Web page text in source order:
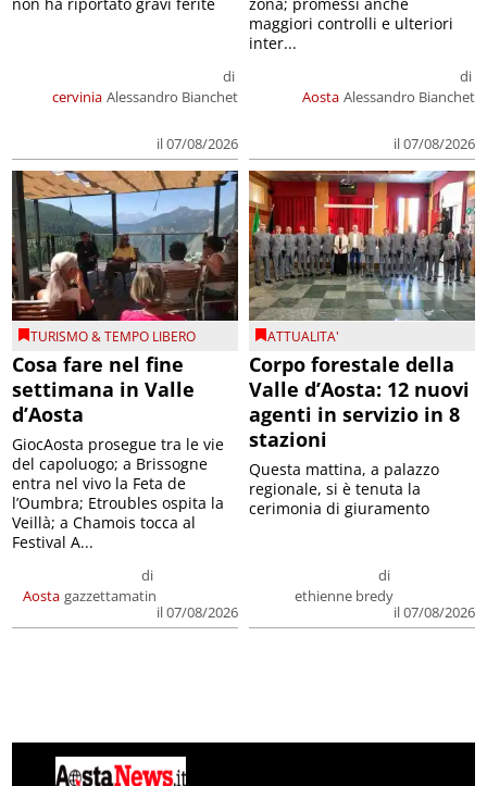
cervinia
di
Alessandro Bianchet
il 07/08/2026
Aosta
di
Alessandro Bianchet
il 07/08/2026
maggiori controlli e ulteriori
inter...
TURISMO & TEMPO LIBERO
Cosa fare nel fine
settimana in Valle
d’Aosta
Aosta
di
gazzettamatin
il 07/08/2026
GiocAosta prosegue tra le vie
del capoluogo; a Brissogne
entra nel vivo la Feta de
l’Oumbra; Etroubles ospita la
Veillà; a Chamois tocca al
Festival A...
ATTUALITA'
Corpo forestale della
Valle d’Aosta: 12 nuovi
agenti in servizio in 8
stazioni
di
ethienne bredy
il 07/08/2026
Questa mattina, a palazzo
regionale, si è tenuta la
cerimonia di giuramento